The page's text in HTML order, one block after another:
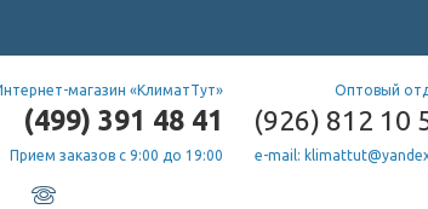
магазин «КлиматТут»
(499) 391 48 41
Прием заказов с 9:00 до 19:00
Оптовый
(926) 812 10
e-mail: